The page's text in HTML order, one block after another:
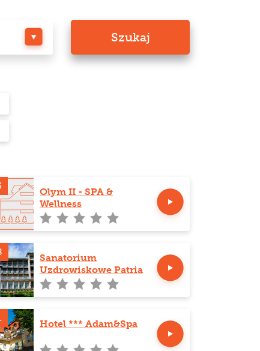
Szukaj
Olym II - SPA &
Wellness
Sanatorium
Uzdrowiskowe Patria
Hotel *** Adam&Spa